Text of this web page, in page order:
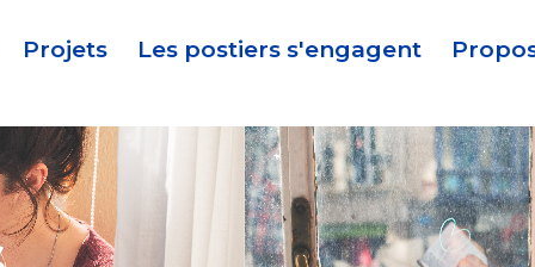
Projets Les postiers s'engagent